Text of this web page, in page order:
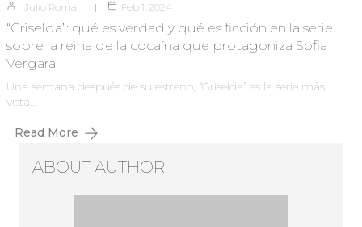
Julio Román Feb 1, 2024
“Griselda”: qué es verdad y qué es ficción en la serie
sobre la reina de la cocaína que protagoniza Sofia
Vergara
Una semana después de su estreno, “Griselda” es la serie más
vista…
Read More
ABOUT AUTHOR